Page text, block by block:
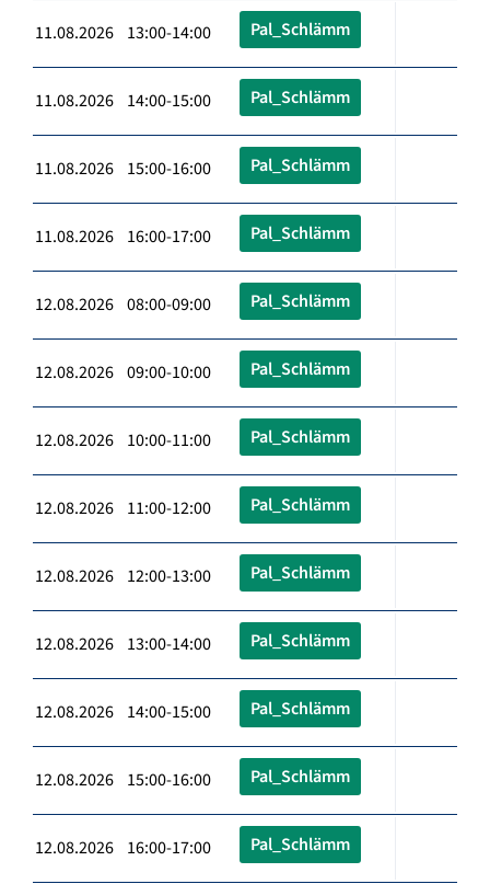
11.08.2026 13:00-14:00 Pal_Schlämm
11.08.2026 14:00-15:00 Pal_Schlämm
11.08.2026 15:00-16:00 Pal_Schlämm
11.08.2026 16:00-17:00 Pal_Schlämm
12.08.2026 08:00-09:00 Pal_Schlämm
12.08.2026 09:00-10:00 Pal_Schlämm
12.08.2026 10:00-11:00 Pal_Schlämm
12.08.2026 11:00-12:00 Pal_Schlämm
12.08.2026 12:00-13:00 Pal_Schlämm
12.08.2026 13:00-14:00 Pal_Schlämm
12.08.2026 14:00-15:00 Pal_Schlämm
12.08.2026 15:00-16:00 Pal_Schlämm
12.08.2026 16:00-17:00 Pal_Schlämm